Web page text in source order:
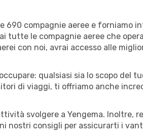
690 compagnie aeree e forniamo
tutte le compagnie aeree che
con noi, avrai accesso alle
qualsiasi sia lo scopo del
di viaggi, ti offriamo anche
svolgere a Yengema. Inoltre,
nostri consigli per assicurarti i